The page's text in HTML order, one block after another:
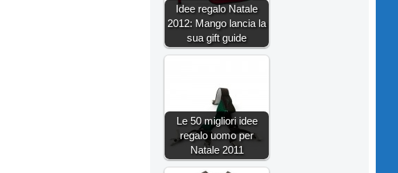
Idee regalo Natale
2012: Mango lancia la
sua gift guide
Le 50 migliori idee
regalo uomo per
Natale 2011